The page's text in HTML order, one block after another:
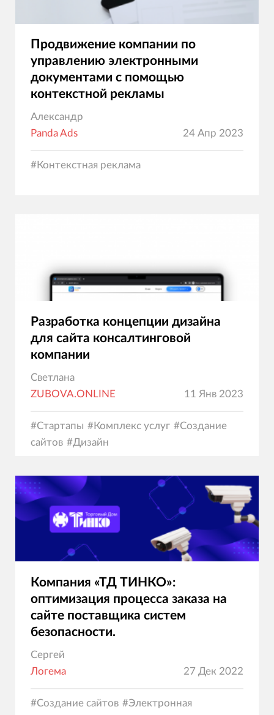
Продвижение компании по
управлению электронными
документами с помощью
контекстной рекламы
Александр
Panda Ads
24 Апр 2023
#Контекстная реклама
Разработка концепции дизайна
для сайта консалтинговой
компании
Светлана
ZUBOVA.ONLINE
11 Янв 2023
#Стартапы #Комплекс услуг #Создание
сайтов #Дизайн
Компания «ТД ТИНКО»:
оптимизация процесса заказа на
сайте поставщика систем
безопасности.
Сергей
Логема
27 Дек 2022
#Создание сайтов #Электронная